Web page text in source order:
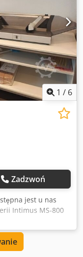
1 / 6
Zadzwoń
jest u nas
Intimus MS-800
u klienta.